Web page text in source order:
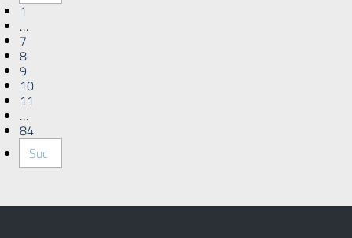
1
…
7
8
9
10
11
…
84
Suc